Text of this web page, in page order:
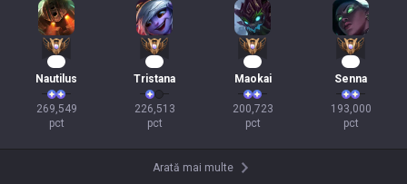
Nautilus
269,549
pct
Tristana
226,513
pct
Maokai
200,723
pct
Senna
193,000
pct
Arată mai multe